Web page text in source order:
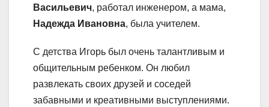
Васильевич, работал инженером, а мама,
Надежда Ивановна, была учителем.
С детства Игорь был очень талантливым и
общительным ребенком. Он любил
развлекать своих друзей и соседей
забавными и креативными выступлениями.